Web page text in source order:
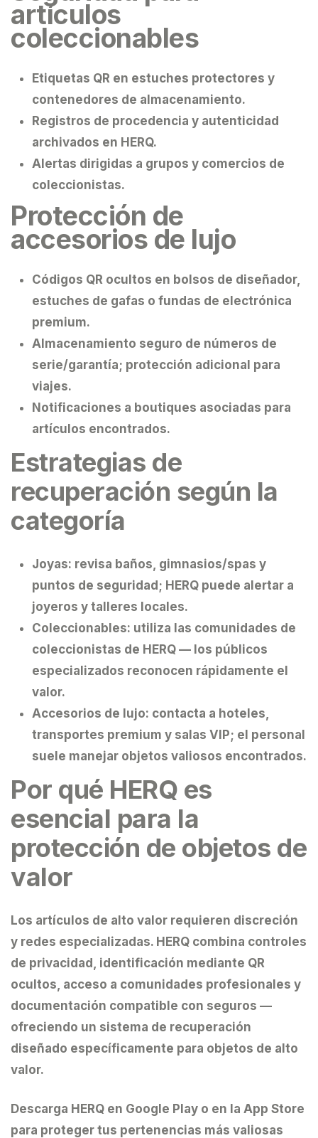
artículos
coleccionables
Etiquetas QR en estuches protectores y
contenedores de almacenamiento.
Registros de procedencia y autenticidad
archivados en HERQ.
Alertas dirigidas a grupos y comercios de
coleccionistas.
Protección de
accesorios de lujo
Códigos QR ocultos en bolsos de diseñador,
estuches de gafas o fundas de electrónica
premium.
Almacenamiento seguro de números de
serie/garantía; protección adicional para
viajes.
Notificaciones a boutiques asociadas para
artículos encontrados.
Estrategias de
recuperación según la
categoría
Joyas: revisa baños, gimnasios/spas y
puntos de seguridad; HERQ puede alertar a
joyeros y talleres locales.
Coleccionables: utiliza las comunidades de
coleccionistas de HERQ — los públicos
especializados reconocen rápidamente el
valor.
Accesorios de lujo: contacta a hoteles,
transportes premium y salas VIP; el personal
suele manejar objetos valiosos encontrados.
Por qué HERQ es
esencial para la
protección de objetos de
valor
Los artículos de alto valor requieren discreción
y redes especializadas. HERQ combina controles
de privacidad, identificación mediante QR
ocultos, acceso a comunidades profesionales y
documentación compatible con seguros —
ofreciendo un sistema de recuperación
diseñado específicamente para objetos de alto
valor.
Descarga HERQ en Google Play o en la App Store
para proteger tus pertenencias más valiosas